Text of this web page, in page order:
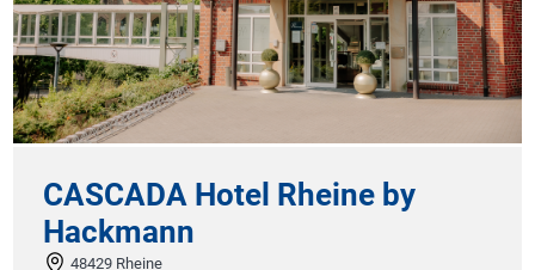
CASCADA Hotel Rheine by
Hackmann
48429 Rheine